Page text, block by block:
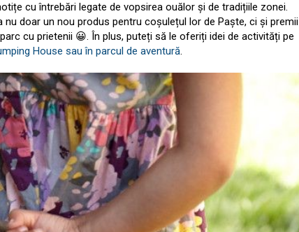
cu întrebări legate de vopsirea ouălor și de tradițiile zonei.
doar un nou produs pentru coșulețul lor de Paște, ci și premii
cu prietenii 😀. În plus, puteți să le oferiți idei de activități pe
House sau în parcul de aventură.